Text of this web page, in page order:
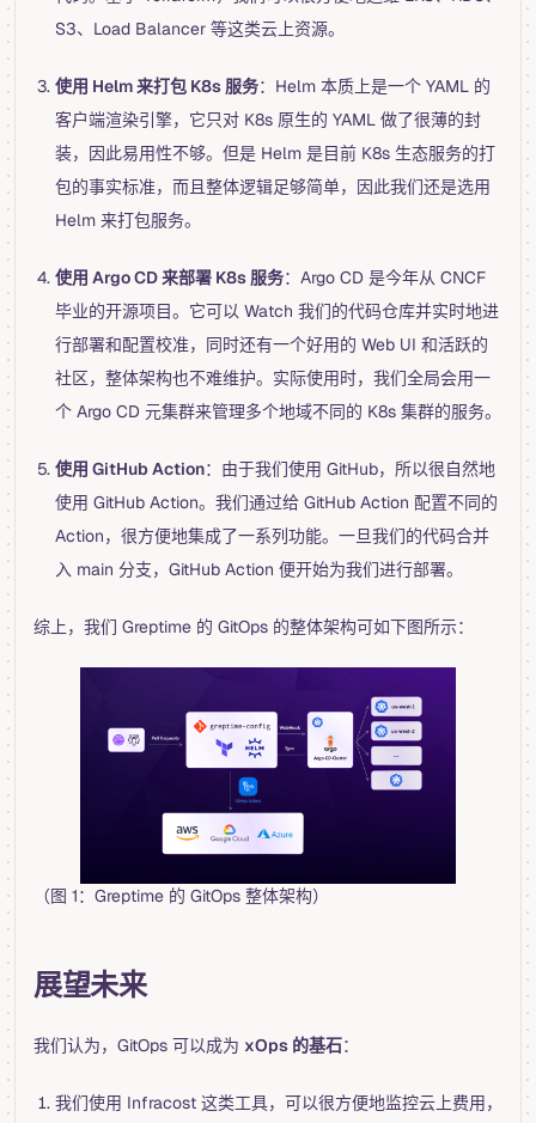
S3、Load Balancer 等这类云上资源。
使用 Helm 来打包 K8s 服务：Helm 本质上是一个 YAML 的
客户端渲染引擎，它只对 K8s 原生的 YAML 做了很薄的封
装，因此易用性不够。但是 Helm 是目前 K8s 生态服务的打
包的事实标准，而且整体逻辑足够简单，因此我们还是选用
Helm 来打包服务。
使用 Argo CD 来部署 K8s 服务：Argo CD 是今年从 CNCF
毕业的开源项目。它可以 Watch 我们的代码仓库并实时地进
行部署和配置校准，同时还有一个好用的 Web UI 和活跃的
社区，整体架构也不难维护。实际使用时，我们全局会用一
个 Argo CD 元集群来管理多个地域不同的 K8s 集群的服务。
使用 GitHub Action：由于我们使用 GitHub，所以很自然地
使用 GitHub Action。我们通过给 GitHub Action 配置不同的
Action，很方便地集成了一系列功能。一旦我们的代码合并
入 main 分支，GitHub Action 便开始为我们进行部署。
综上，我们 Greptime 的 GitOps 的整体架构可如下图所示：
（图 1：Greptime 的 GitOps 整体架构）
展望未来
我们认为，GitOps 可以成为 xOps 的基石：
我们使用 Infracost 这类工具，可以很方便地监控云上费用，